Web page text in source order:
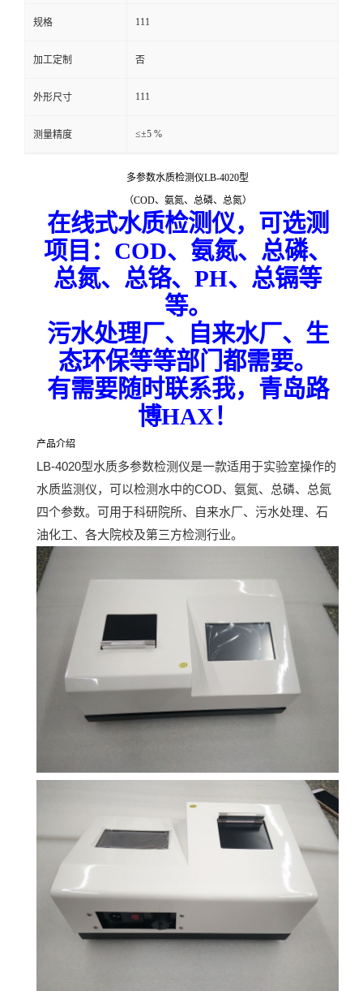
规格 111
加工定制 否
外形尺寸 111
测量精度 ≤±5 %
多参数水质检测仪LB-4020型
（COD、氨氮、总磷、总氮）
在线式水质检测仪，可选测
项目： COD、氨氮、总磷、
总氮、总铬、PH、总镉等
等。
污水处理厂、自来水厂、生
态环保等等部门都需要。
有需要随时联系我，青岛路
博HAX！
产品介绍
LB-4020型水质多参数检测仪是一款适用于实验室操作的
水质监测仪，可以检测水中的COD、氨氮、总磷、总氮
四个参数。可用于科研院所、自来水厂、污水处理、石
油化工、各大院校及第三方检测行业。